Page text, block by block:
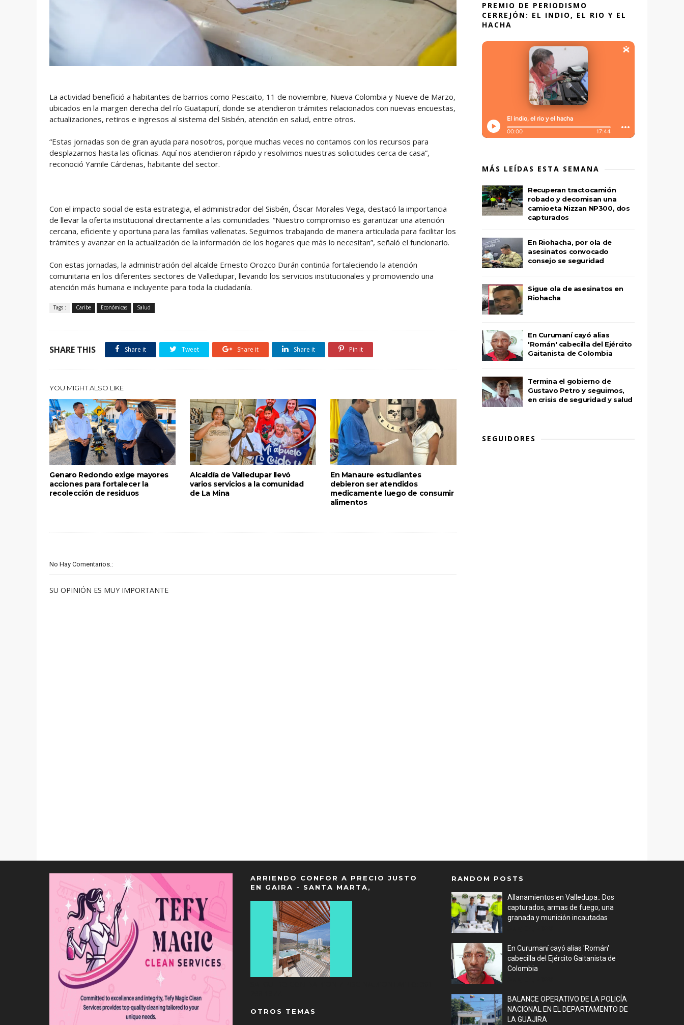
La actividad benefició a habitantes de barrios como Pescaito, 11 de noviembre, Nueva Colombia y Nueve de Marzo,
ubicados en la margen derecha del río Guatapurí, donde se atendieron trámites relacionados con nuevas encuestas,
actualizaciones, retiros e ingresos al sistema del Sisbén, atención en salud, entre otros.
“Estas jornadas son de gran ayuda para nosotros, porque muchas veces no contamos con los recursos para
desplazarnos hasta las oficinas. Aquí nos atendieron rápido y resolvimos nuestras solicitudes cerca de casa”,
reconoció Yamile Cárdenas, habitante del sector.
Con el impacto social de esta estrategia, el administrador del Sisbén, Óscar Morales Vega, destacó la importancia
de llevar la oferta institucional directamente a las comunidades. “Nuestro compromiso es garantizar una atención
cercana, eficiente y oportuna para las familias vallenatas. Seguimos trabajando de manera articulada para facilitar los
trámites y avanzar en la actualización de la información de los hogares que más lo necesitan”, señaló el funcionario.
Con estas jornadas, la administración del alcalde Ernesto Orozco Durán continúa fortaleciendo la atención
comunitaria en los diferentes sectores de Valledupar, llevando los servicios institucionales y promoviendo una
atención más humana e incluyente para toda la ciudadanía.
Tags : Caribe Económicas Salud
SHARE THIS Share it Tweet Share it Share it Pin it
YOU MIGHT ALSO LIKE
Genaro Redondo exige mayores
acciones para fortalecer la
recolección de residuos
Alcaldía de Valledupar llevó
varios servicios a la comunidad
de La Mina
En Manaure estudiantes
debieron ser atendidos
medicamente luego de consumir
alimentos
No Hay Comentarios.:
SU OPINIÓN ES MUY IMPORTANTE
PREMIO DE PERIODISMO
CERREJÓN: EL INDIO, EL RIO Y EL
HACHA
MÁS LEÍDAS ESTA SEMANA
Recuperan tractocamión
robado y decomisan una
camioeta Nizzan NP300, dos
capturados
En Riohacha, por ola de
asesinatos convocado
consejo se seguridad
Sigue ola de asesinatos en
Riohacha
En Curumaní cayó alias
'Román' cabecilla del Ejército
Gaitanista de Colombia
Termina el gobierno de
Gustavo Petro y seguimos,
en crisis de seguridad y salud
SEGUIDORES
ARRIENDO CONFOR A PRECIO JUSTO
EN GAIRA - SANTA MARTA,
OTROS TEMAS
RANDOM POSTS
Allanamientos en Valledupa:. Dos
capturados, armas de fuego, una
granada y munición incautadas
En Curumaní cayó alias 'Román'
cabecilla del Ejército Gaitanista de
Colombia
BALANCE OPERATIVO DE LA POLICÍA
NACIONAL EN EL DEPARTAMENTO DE
LA GUAJIRA